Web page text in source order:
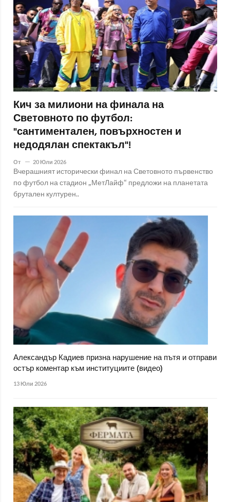
Кич за милиони на финала на
Световното по футбол:
"сантиментален, повърхностен и
недодялан спектакъл"!
От 20 Юли 2026
Вчерашният исторически финал на Световното първенство
по футбол на стадион „МетЛайф“ предложи на планетата
брутален културен..
Александър Кадиев призна нарушение на пътя и отправи
остър коментар към институциите (видео)
13 Юли 2026